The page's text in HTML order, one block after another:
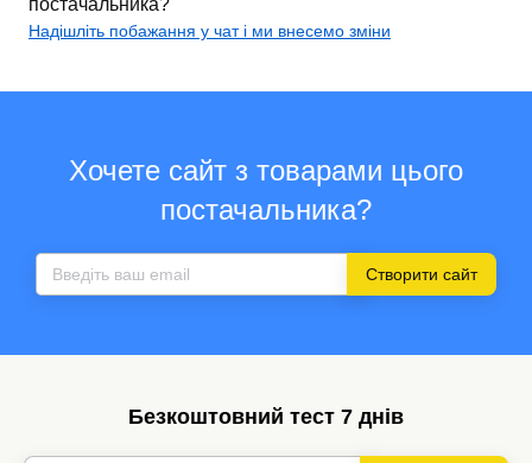
постачальника?
Надішліть побажання у чат і ми внесемо зміни
Хочете сайт з товарами цього
постачальника?
Створити сайт
Безкоштовний тест 7 днів